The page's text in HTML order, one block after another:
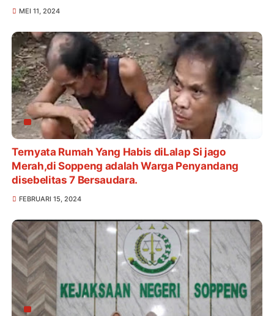
MEI 11, 2024
Ternyata Rumah Yang Habis diLalap Si jago
Merah,di Soppeng adalah Warga Penyandang
disebelitas 7 Bersaudara.
FEBRUARI 15, 2024